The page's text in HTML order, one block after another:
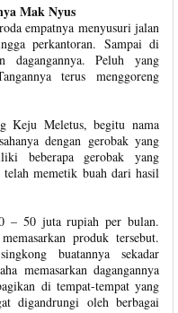
Mak Nyus
empatnya menyusuri jalan
perkantoran. Sampai di
dagangannya. Peluh yang
terus menggoreng
Keju Meletus, begitu nama
dengan gerobak yang
beberapa gerobak yang
memetik buah dari hasil
– 50 juta rupiah per bulan.
produk tersebut.
buatannya sekadar
memasarkan dagangannya
di tempat-tempat yang
digandrungi oleh berbagai